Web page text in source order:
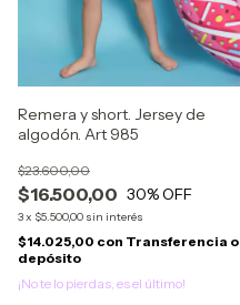
Remera y short. Jersey de
algodón. Art 985
$16.500,00
$23.600,00
30% OFF
3x $5.500,00 sin interés
$14.025,00 con Transferencia o
depósito
¡No te lo pierdas, es el último!